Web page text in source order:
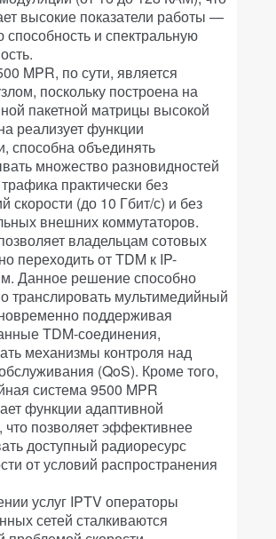
высокие показатели работы —
способность и спектральную
MPR, по сути, является
поскольку построена на
пакетной матрицы высокой
реализует функции
способна объединять
множество разновидностей
практически без
скорости (до 10 Гбит/с) и без
внешних коммутаторов.
владельцам сотовых
переходить от TDM к IP-
Данное решение способно
транслировать мультимедийный
поддерживая
TDM-соединения,
механизмы контроля над
(QoS). Кроме того,
система 9500 MPR
функции адаптивной
что позволяет эффективнее
доступный радиоресурс
от условий распространения
услуг IPTV операторы
сетей сталкиваются